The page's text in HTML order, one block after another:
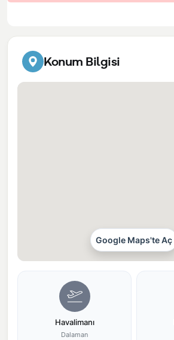
Konum Bilgisi
Google Maps'te Aç
Havalimanı
Dalaman